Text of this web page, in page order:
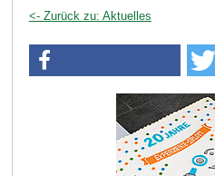
<- Zurück zu: Aktuelles